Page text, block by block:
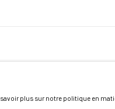
plus sur notre politique en